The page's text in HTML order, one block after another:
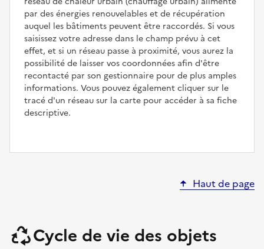
par des énergies renouvelables et de récupération
auquel les bâtiments peuvent être raccordés. Si vous
saisissez votre adresse dans le champ prévu à cet
effet, et si un réseau passe à proximité, vous aurez la
possibilité de laisser vos coordonnées afin d'être
recontacté par son gestionnaire pour de plus amples
informations. Vous pouvez également cliquer sur le
tracé d'un réseau sur la carte pour accéder à sa fiche
descriptive.
Haut de page
Cycle de vie des objets